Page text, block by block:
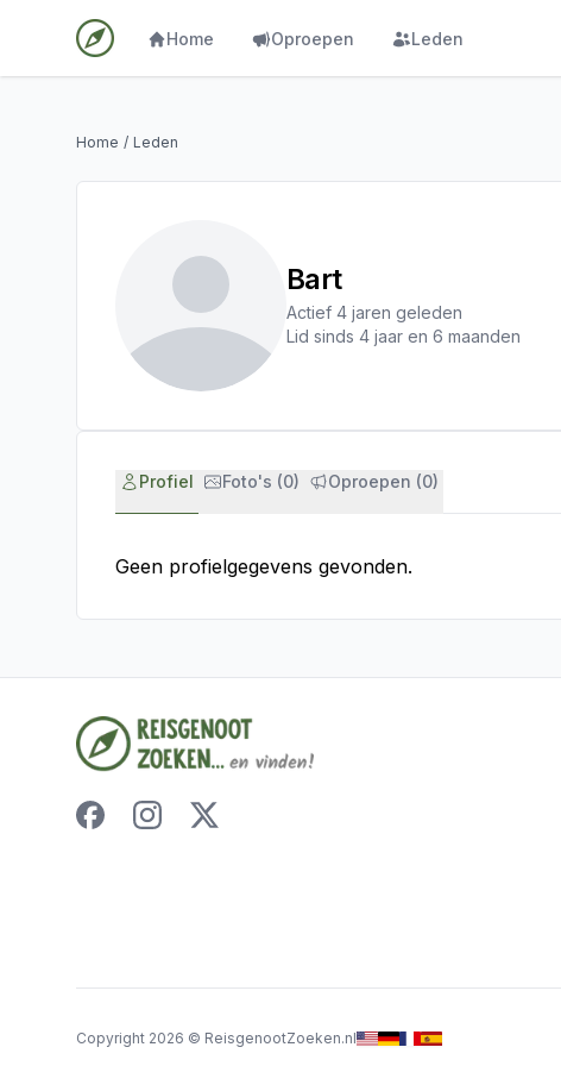
Home Oproepen Leden
Home / Leden
Bart
Actief 4 jaren geleden
Lid sinds 4 jaar en 6 maanden
Profiel Foto's (0) Oproepen (0)
Geen profielgegevens gevonden.
Copyright 2026 © ReisgenootZoeken.nl